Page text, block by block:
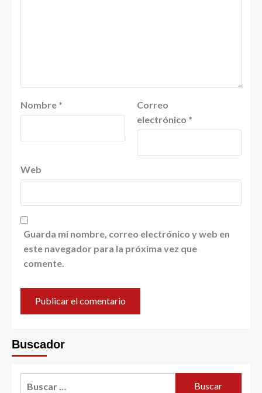
Nombre *
Correo
electrónico *
Web
Guarda mi nombre, correo electrónico y web en
este navegador para la próxima vez que
comente.
Buscador